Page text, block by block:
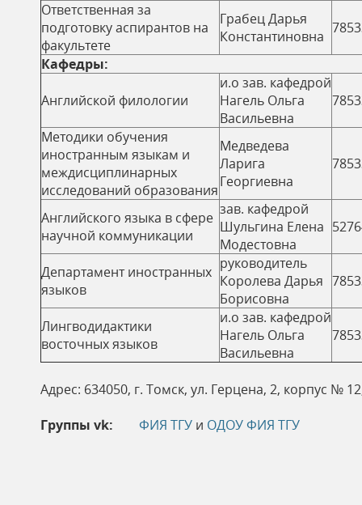
Ответственная за
подготовку аспирантов на
факультете
Грабец Дарья
Константиновна
Кафедры:
Английской филологии
и.о зав. кафедрой
Нагель Ольга
Васильевна
Методики обучения
иностранным языкам и
междисциплинарных
исследований образования
Медведева
Ларига
Георгиевна
Английского языка в сфере
научной коммуникации
зав. кафедрой
Шульгина Елена
Модестовна
Департамент иностранных
языков
руководитель
Королева Дарья
Борисовна
Лингводидактики
восточных языков
и.о зав. кафедрой
Нагель Ольга
Васильевна
Адрес: 634050, г. Томск, ул. Герцена, 2, корпус №
Группы vk:
ФИЯ ТГУ и ОДОУ ФИЯ ТГУ